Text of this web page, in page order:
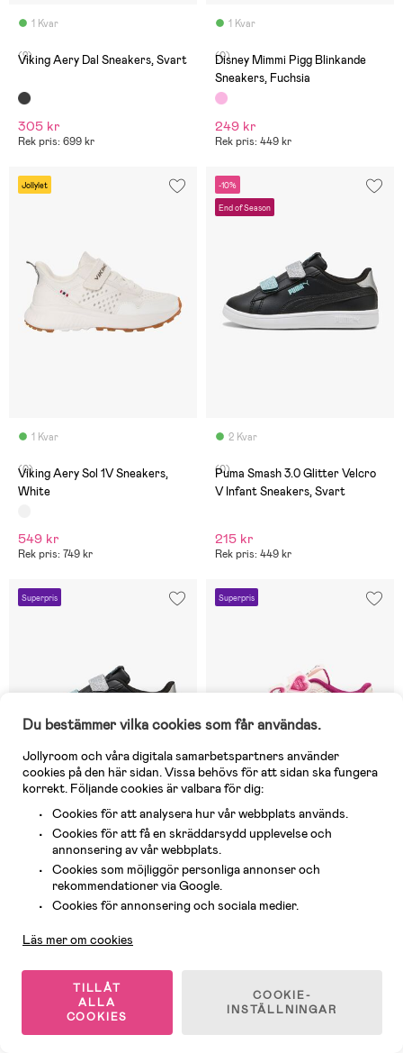
1 Kvar
(2)
Viking Aery Dal Sneakers, Svart
305 kr
Rek pris: 699 kr
1 Kvar
(0)
Disney Mimmi Pigg Blinkande
Sneakers, Fuchsia
249 kr
Rek pris: 449 kr
Jollylet
1 Kvar
(0)
Viking Aery Sol 1V Sneakers,
White
549 kr
Rek pris: 749 kr
-10%
End of Season
2 Kvar
(0)
Puma Smash 3.0 Glitter Velcro
V Infant Sneakers, Svart
215 kr
Rek pris: 449 kr
Superpris
5 Kvar
Puma Smash 3.0 Glitter Velcro
V PS Sneakers, Svart
299 kr
Rek pris: 549 kr
Superpris
(0)
Puma Hello Kitty & Friends Club
II Era 2 V Infant Sneakers,
Du bestämmer vilka cookies som får användas.
Jollyroom och våra digitala samarbetspartners använder
cookies på den här sidan. Vissa behövs för att sidan ska fungera
korrekt. Följande cookies är valbara för dig:
Cookies för att analysera hur vår webbplats används.
Cookies för att få en skräddarsydd upplevelse och
annonsering av vår webbplats.
Cookies som möjliggör personliga annonser och
rekommendationer via Google.
Cookies för annonsering och sociala medier.
Läs mer om cookies
TILLÅT
ALLA
COOKIES
COOKIE-
INSTÄLLNINGAR